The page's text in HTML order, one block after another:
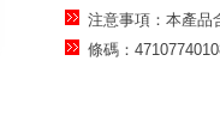
注意事項：本產品
條碼：